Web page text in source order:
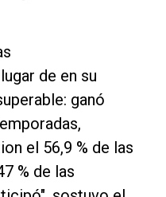
de en su
ganó
el 56,9 % de las
% de las